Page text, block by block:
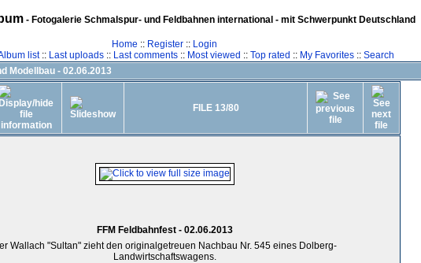
- Fotogalerie Schmalspur- und Feldbahnen international - mit Schwerpunkt Deutschland
Home :: Register :: Login
list:: Last uploads:: Last comments:: Most viewed :: Top rated :: My Favorites:: Search
Modellbau - 02.06.2013
FILE 13/80
FFM Feldbahnfest - 02.06.2013
Wallach "Sultan" zieht den originalgetreuen Nachbau Nr. 545 eines Dolberg-
Landwirtschaftswagens.